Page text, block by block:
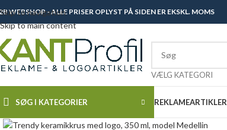
Skip to navigation
Skip to main content
WEBSHOP - ALLE PRISER OPLYST PÅ SIDEN ER EKSKL. MOMS
VÆLG KATEGORI
SØG I KATEGORIER REKLAMEARTIKLER